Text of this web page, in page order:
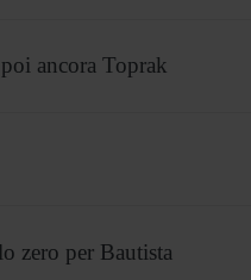
ancora Toprak
zero per Bautista